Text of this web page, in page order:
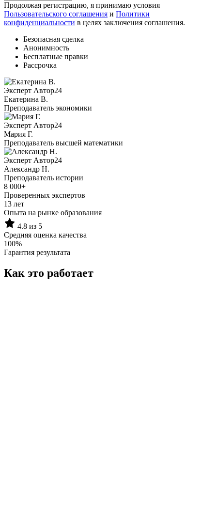
Продолжая регистрацию, я принимаю условия
Пользовательского соглашения и Политики
конфиденциальности в целях заключения соглашения.
Безопасная сделка
Анонимность
Бесплатные правки
Рассрочка
Эксперт Автор24
Екатерина B.
Преподаватель экономики
Эксперт Автор24
Мария Г.
Преподаватель высшей математики
Эксперт Автор24
Александр Н.
Преподаватель истории
8 000+
Проверенных экспертов
13 лет
Опыта на рынке образования
4.8 из 5
Средняя оценка качества
100%
Гарантия результата
Как это работает